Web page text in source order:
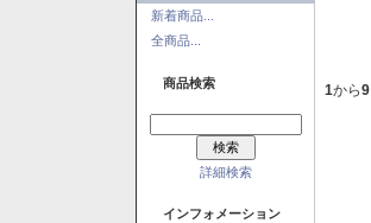
新着商品...
全商品...
商品検索
詳細検索
インフォメーション
1から9